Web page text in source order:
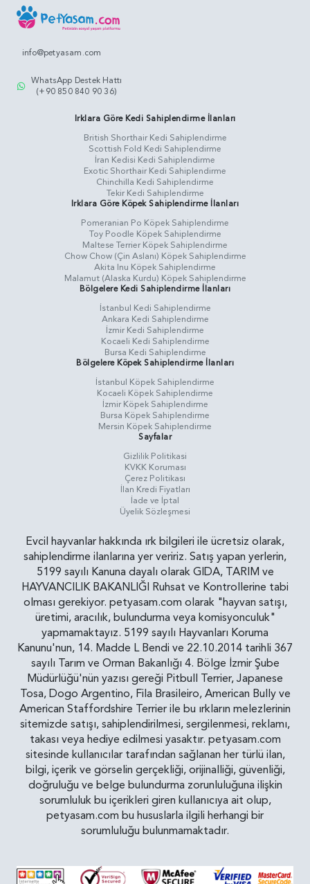
info@petyasam.com
WhatsApp Destek Hattı
(+90 850 840 90 36)
Irklara Göre Kedi Sahiplendirme İlanları
British Shorthair Kedi Sahiplendirme
Scottish Fold Kedi Sahiplendirme
İran Kedisi Kedi Sahiplendirme
Exotic Shorthair Kedi Sahiplendirme
Chinchilla Kedi Sahiplendirme
Tekir Kedi Sahiplendirme
Irklara Göre Köpek Sahiplendirme İlanları
Pomeranian Po Köpek Sahiplendirme
Toy Poodle Köpek Sahiplendirme
Maltese Terrier Köpek Sahiplendirme
Chow Chow (Çin Aslanı) Köpek Sahiplendirme
Akita Inu Köpek Sahiplendirme
Malamut (Alaska Kurdu) Köpek Sahiplendirme
Bölgelere Kedi Sahiplendirme İlanları
İstanbul Kedi Sahiplendirme
Ankara Kedi Sahiplendirme
İzmir Kedi Sahiplendirme
Kocaeli Kedi Sahiplendirme
Bursa Kedi Sahiplendirme
Bölgelere Köpek Sahiplendirme İlanları
İstanbul Köpek Sahiplendirme
Kocaeli Köpek Sahiplendirme
İzmir Köpek Sahiplendirme
Bursa Köpek Sahiplendirme
Mersin Köpek Sahiplendirme
Sayfalar
Gizlilik Politikasi
KVKK Koruması
Çerez Politikası
İlan Kredi Fiyatları
İade ve İptal
Üyelik Sözleşmesi
Evcil hayvanlar hakkında ırk bilgileri ile ücretsiz olarak,
sahiplendirme ilanlarına yer veririz. Satış yapan yerlerin,
5199 sayılı Kanuna dayalı olarak GIDA, TARIM ve
HAYVANCILIK BAKANLIĞI Ruhsat ve Kontrollerine tabi
olması gerekiyor. petyasam.com olarak "hayvan satışı,
üretimi, aracılık, bulundurma veya komisyonculuk"
yapmamaktayız. 5199 sayılı Hayvanları Koruma
Kanunu'nun, 14. Madde L Bendi ve 22.10.2014 tarihli 367
sayılı Tarım ve Orman Bakanlığı 4. Bölge İzmir Şube
Müdürlüğü'nün yazısı gereği Pitbull Terrier, Japanese
Tosa, Dogo Argentino, Fila Brasileiro, American Bully ve
American Staffordshire Terrier ile bu ırkların melezlerinin
sitemizde satışı, sahiplendirilmesi, sergilenmesi, reklamı,
takası veya hediye edilmesi yasaktır. petyasam.com
sitesinde kullanıcılar tarafından sağlanan her türlü ilan,
bilgi, içerik ve görselin gerçekliği, orijinalliği, güvenliği,
doğruluğu ve belge bulundurma zorunluluğuna ilişkin
sorumluluk bu içerikleri giren kullanıcıya ait olup,
petyasam.com bu hususlarla ilgili herhangi bir
sorumluluğu bulunmamaktadır.